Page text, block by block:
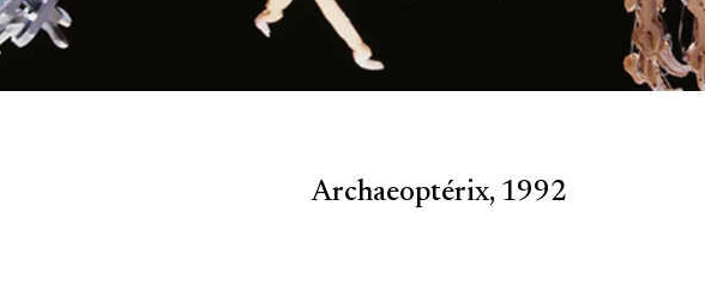
Archaeoptérix, 1992